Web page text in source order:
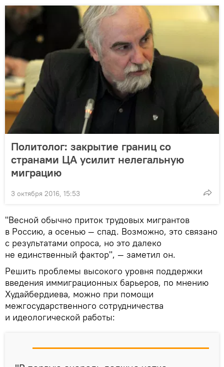
Политолог: закрытие границ со
странами ЦА усилит нелегальную
миграцию
3 октября 2016, 15:53
"Весной обычно приток трудовых мигрантов
в Россию, а осенью — спад. Возможно, это связано
с результатами опроса, но это далеко
не единственный фактор", — заметил он.
Решить проблемы высокого уровня поддержки
введения иммиграционных барьеров, по мнению
Худайбердиева, можно при помощи
межгосударственного сотрудничества
и идеологической работы: